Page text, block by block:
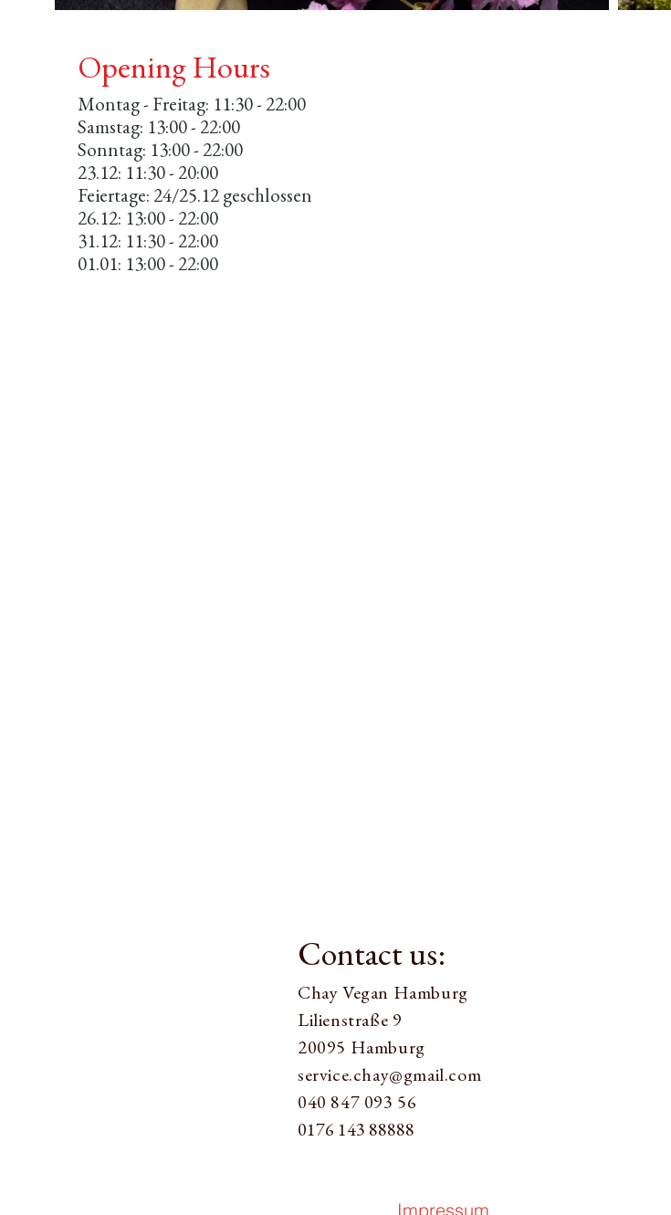
Opening Hours
​Montag - Freitag: 11:30 - 22:00​
Samstag: 13:00 - 22:00​
Sonntag: 13:00 - 22:00
23.12: 11:30 - 20:00
Feiertage: 24/25.12 geschlossen
26.12: 13:00 - 22:00
31.12: 11:30 - 22:00
01.01: 13:00 - 22:00
Contact us:
Chay Vegan Hamburg
Lilienstraße 9​
20095 Hamburg
service.chay@gmail.com
040 847 093 56
0176 143 88888
Impressum